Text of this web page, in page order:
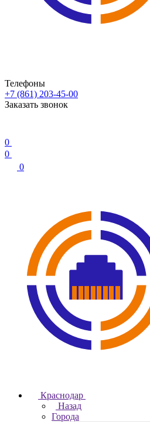
Телефоны
+7 (861) 203-45-00
Заказать звонок
0
0
0
Краснодар
Назад
Города